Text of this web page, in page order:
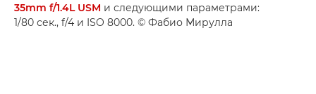
35mm f/1.4L USM и следующими параметрами:
1/80 сек., f/4 и ISO 8000. © Фабио Мирулла